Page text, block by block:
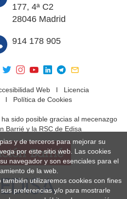
177, 4ª C2
28046 Madrid
914 178 905
WebI Licencia
I Política de Cookies
sido posible gracias al mecenazgo
Barrié y la RSC de Edisa
y de terceros para mejorar su
por este sitio web. Las cookies
navegador y son esenciales para el
de la web.
utilizaremos cookies con fines
preferencias y/o para mostrarle